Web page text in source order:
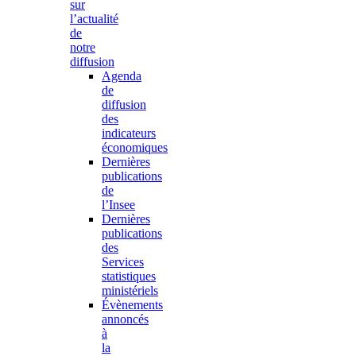
sur
l’actualité
de
notre
diffusion
Agenda
de
diffusion
des
indicateurs
économiques
Dernières
publications
de
l’Insee
Dernières
publications
des
Services
statistiques
ministériels
Évènements
annoncés
à
la